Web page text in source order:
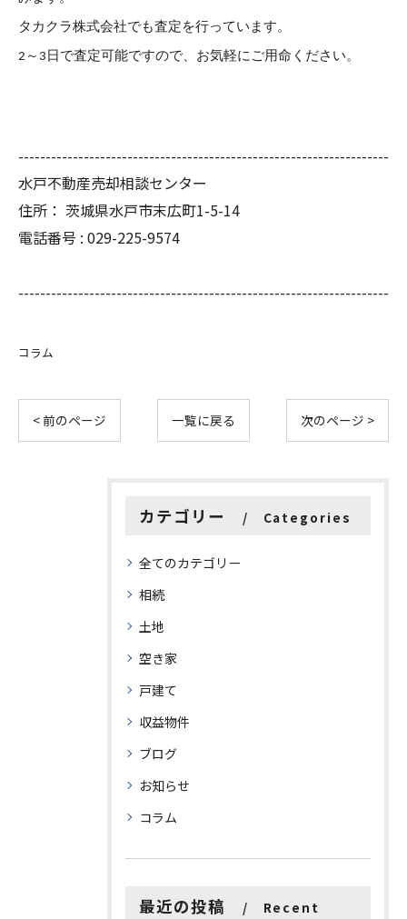
タカクラ株式会社でも査定を行っています。
2～3日で査定可能ですので、お気軽にご用命ください。
--------------------------------------------------------------------
水戸不動産売却相談センター
住所： 茨城県水戸市末広町1-5-14
電話番号 : 029-225-9574
--------------------------------------------------------------------
コラム
< 前のページ 一覧に戻る 次のページ >
カテゴリー Categories
全てのカテゴリー
相続
土地
空き家
戸建て
収益物件
ブログ
お知らせ
コラム
最近の投稿
Recent